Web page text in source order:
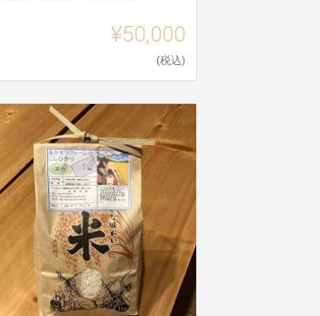
¥50,000
(税込)